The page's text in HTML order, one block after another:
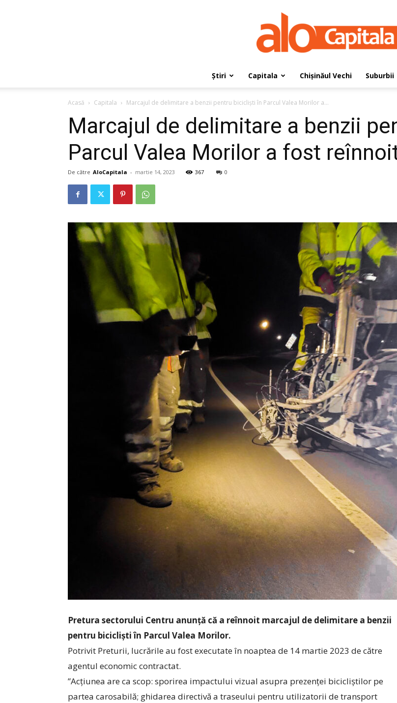
Știri Capitala Chișinăul Vechi Suburbii
Acasă Capitala Marcajul de delimitare a benzii pentru bicicliști în Parcul Valea Morilor a...
Marcajul de delimitare a benzii
Parcul Valea Morilor a fost
De către AloCapitala - martie 14, 2023 367 0
Pretura sectorului Centru anunță că a reînnoit marcajul de delimitare a benzii
pentru bicicliști în Parcul Valea Morilor.
Potrivit Preturii, lucrările au fost executate în noaptea de 14 martie 2023 de către
agentul economic contractat.
”Acțiunea are ca scop: sporirea impactului vizual asupra prezenței bicicliștilor pe
partea carosabilă; ghidarea directivă a traseului pentru utilizatorii de transport